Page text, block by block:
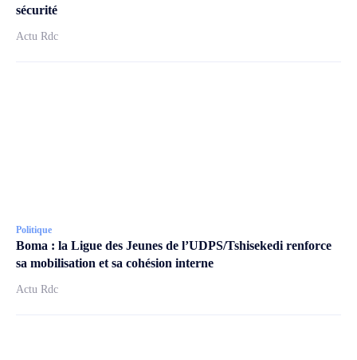
sécurité
Actu Rdc
Politique
Boma : la Ligue des Jeunes de l’UDPS/Tshisekedi renforce
sa mobilisation et sa cohésion interne
Actu Rdc